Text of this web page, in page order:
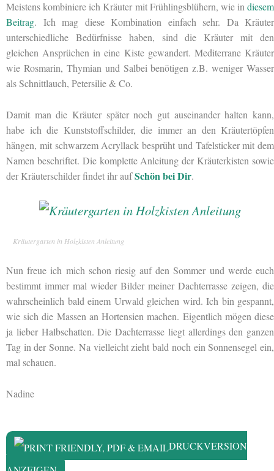
Meistens kombiniere ich Kräuter mit Frühlingsblühern, wie in diesem
Beitrag. Ich mag diese Kombination einfach sehr. Da Kräuter
unterschiedliche Bedürfnisse haben, sind die Kräuter mit den
gleichen Ansprüchen in eine Kiste gewandert. Mediterrane Kräuter
wie Rosmarin, Thymian und Salbei benötigen z.B. weniger Wasser
als Schnittlauch, Petersilie & Co.
Damit man die Kräuter später noch gut auseinander halten kann,
habe ich die Kunststoffschilder, die immer an den Kräutertöpfen
hängen, mit schwarzem Acryllack besprüht und Tafelsticker mit dem
Namen beschriftet. Die komplette Anleitung der Kräuterkisten sowie
der Kräuterschilder findet ihr aufSchön bei Dir.
Kräutergarten in Holzkisten Anleitung
Nun freue ich mich schon riesig auf den Sommer und werde euch
bestimmt immer mal wieder Bilder meiner Dachterrasse zeigen, die
wahrscheinlich bald einem Urwald gleichen wird. Ich bin gespannt,
wie sich die Massen an Hortensien machen. Eigentlich mögen diese
ja lieber Halbschatten. Die Dachterrasse liegt allerdings den ganzen
Tag in der Sonne. Na vielleicht zieht bald noch ein Sonnensegel ein,
mal schauen.
Nadine
DRUCKVERSION